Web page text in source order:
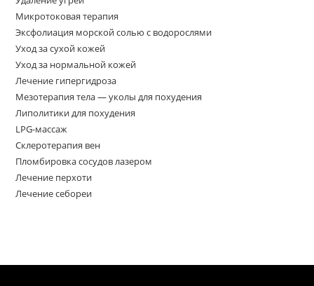
Микротоковая терапия
Эксфолиация морской солью с водорослями
Уход за сухой кожей
Уход за нормальной кожей
Лечение гипергидроза
Мезотерапия тела — уколы для похудения
Липолитики для похудения
LPG-массаж
Склеротерапия вен
Пломбировка сосудов лазером
Лечение перхоти
Лечение себореи